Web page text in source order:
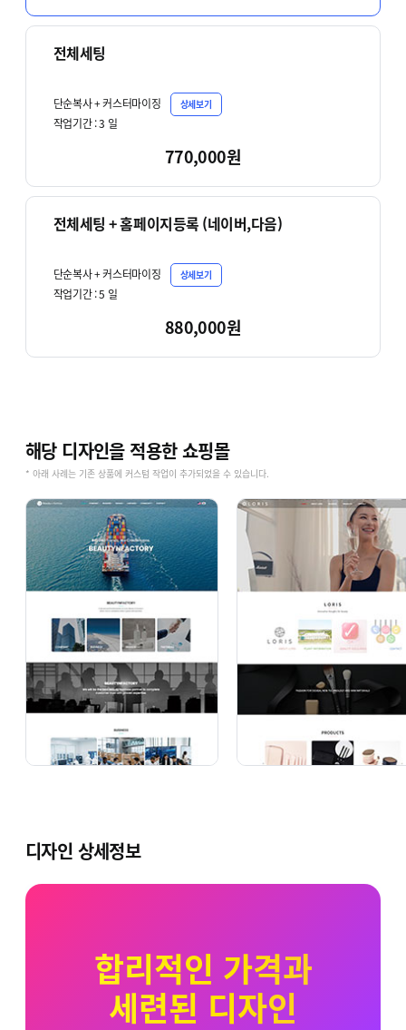
전체세팅
단순복사 + 커스터마이징 상세보기
작업기간 :3 일
770,000원
전체세팅 + 홈페이지등록 (네이버,다음)
단순복사 + 커스터마이징 상세보기
작업기간 :5 일
880,000원
해당 디자인을 적용한 쇼핑몰
* 아래 사례는 기존 상품에 커스텀 작업이 추가되었을 수 있습니다.
디자인 상세정보
합리적인 가격과
세련된 디자인